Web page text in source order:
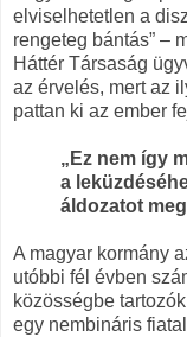
elviselhetetlen a
rengeteg bántás” –
Háttér Társaság
az érvelés, mert az
pattan ki az ember
„Ez nem így
a
áldozatot
A magyar kormány
utóbbi fél évben
közösségbe
egy nembináris